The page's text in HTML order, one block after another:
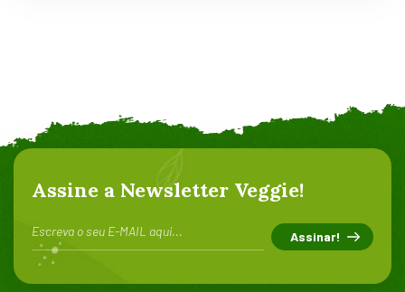
Assine a Newsletter Veggie!